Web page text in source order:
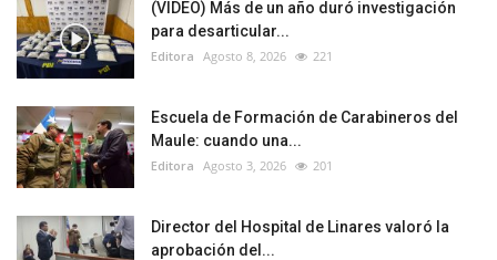
(VIDEO) Más de un año duró investigación
para desarticular...
Editora Agosto 8, 2026 221
Escuela de Formación de Carabineros del
Maule: cuando una...
Editora Agosto 3, 2026 201
Director del Hospital de Linares valoró la
aprobación del...